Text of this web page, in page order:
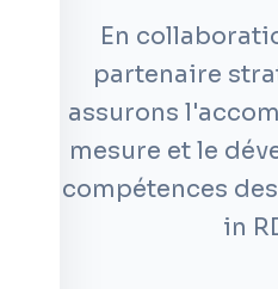
En
partenaire
assurons
mesure et le
compétences
in